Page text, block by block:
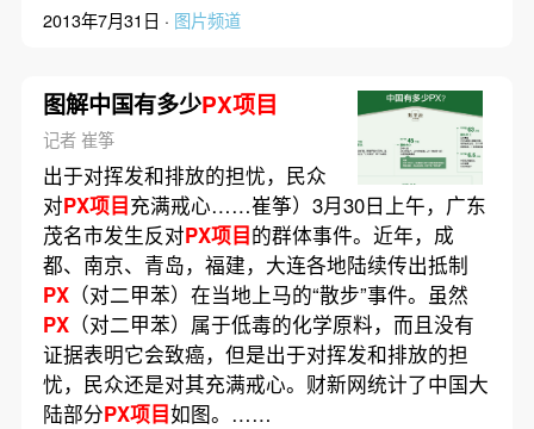
2013年7月31日 · 图片频道
图解中国有多少PX项目
记者 崔筝
出于对挥发和排放的担忧，民众
对PX项目充满戒心……崔筝）3月30日上午，广东
茂名市发生反对PX项目的群体事件。近年，成
都、南京、青岛，福建，大连各地陆续传出抵制
PX（对二甲苯）在当地上马的“散步”事件。虽然
PX（对二甲苯）属于低毒的化学原料，而且没有
证据表明它会致癌，但是出于对挥发和排放的担
忧，民众还是对其充满戒心。财新网统计了中国大
陆部分PX项目如图。……